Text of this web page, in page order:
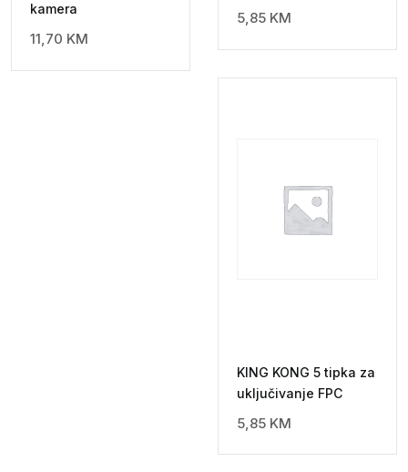
kamera
11,70 KM
5,85 KM
KING KONG 5 tipka za
uključivanje FPC
5,85 KM